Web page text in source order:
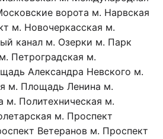
ворота м. Нарвская
м. Новочеркасская м.
канал м. Озерки м. Парк
м. Петроградская м.
Александра Невского м.
м. Площадь Ленина м.
м. Политехническая м.
м. Проспект
Ветеранов м. Проспект